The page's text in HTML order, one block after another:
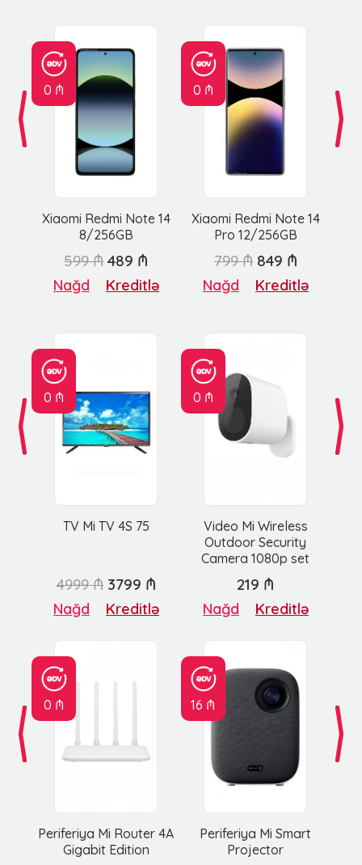
0 ₼
Xiaomi Redmi Note 14
8/256GB
0 ₼
Xiaomi Redmi Note 14
Pro 12/256GB
599 ₼ 489 ₼
Nağd Kreditlə
799 ₼ 849 ₼
Nağd Kreditlə
0 ₼
TV Mi TV 4S 75
0 ₼
Video Mi Wireless
Outdoor Security
Camera 1080p set
4999 ₼ 3799 ₼
Nağd Kreditlə
219 ₼
Nağd Kreditlə
0 ₼
Periferiya Mi Router 4A
Gigabit Edition
16 ₼
Periferiya Mi Smart
Projector